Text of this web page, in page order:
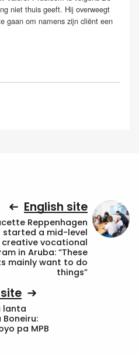
niet thuis geeft. Hij overweegt
gaan om namens zijn cliënt een
English site
Reppenhagen
started a mid-level
creative vocational
in Aruba: “These
mainly want to do
things”
lanta
pa MPB